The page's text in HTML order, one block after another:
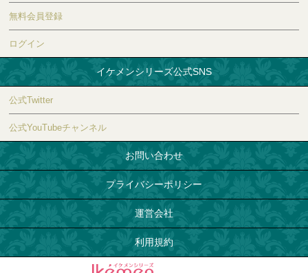
無料会員登録
ログイン
イケメンシリーズ公式SNS
公式Twitter
公式YouTubeチャンネル
お問い合わせ
プライバシーポリシー
運営会社
利用規約